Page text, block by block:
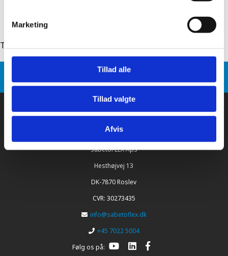
Marketing
Tillad alle
Tillad valgte
Afvis
Tilbage til: sabetoflex stål inddækning
Produkt varianter
SabetoFLEX stål inddækning Ø110 0-9°
SabetoFLEX ApS
Hesthøjvej 13
DK-7870 Roslev
CVR: 30273435
info@sabetoflex.dk
+45 7022 5004
Følg os på: